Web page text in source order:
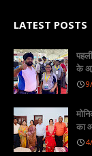
LATEST POSTS
के
का